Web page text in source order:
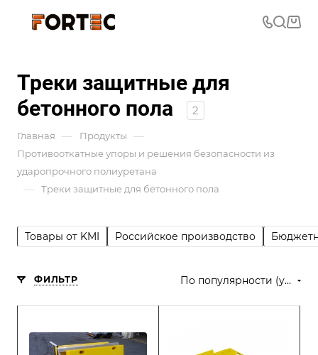
Треки защитные для
бетонного пола
2
Главная — Продукты —
Противооткатные упоры и решения безопасности из
ударопрочного полиуретана
— Треки защитные для бетонного пола
Товары от KMI Российское производство
ФИЛЬТР По популярности (убывание)